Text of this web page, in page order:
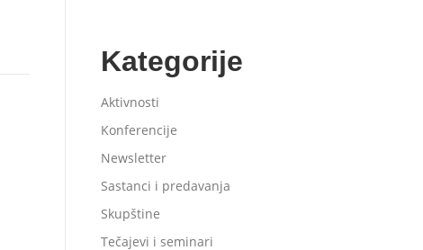
Kategorije
Aktivnosti
Konferencije
Newsletter
Sastanci i predavanja
Skupštine
Tečajevi i seminari